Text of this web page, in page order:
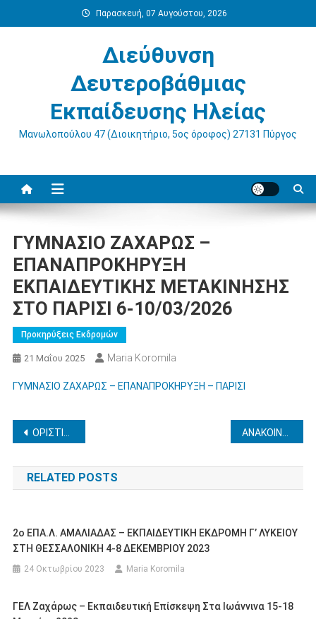
στο
Παρασκευή, 07 Αυγούστου, 2026
Διεύθυνση
Δευτεροβάθμιας
Εκπαίδευσης Ηλείας
Μανωλοπούλου 47 (Διοικητήριο, 5ος όροφος) 27131 Πύργος
ΓΥΜΝΑΣΙΟ ΖΑΧΑΡΩΣ –
ΕΠΑΝΑΠΡΟΚΗΡΥΞΗ
ΕΚΠΑΙΔΕΥΤΙΚΗΣ ΜΕΤΑΚΙΝΗΣΗΣ
ΣΤΟ ΠΑΡΙΣΙ 6-10/03/2026
Προκηρύξεις Εκδρομών
21 Μαΐου 2025 Maria Koromila
ΓΥΜΝΑΣΙΟ ΖΑΧΑΡΩΣ – ΕΠΑΝΑΠΡΟΚΗΡΥΞΗ – ΠΑΡΙΣΙ
Πλοήγηση
άρθρων
ΟΡΙΣΤΙΚΗ ΤΟΠΟΘΕΤΗΣΗ ΕΚΠ/ΚΩΝ ΣΕ ΕΝΑΠΟΜΕΙΝΑΝΤΑ ΟΡΓΑΝΙΚΑ ΚΕΝΑ Δ.Ε. ΗΛΕΙΑΣ
RELATED POSTS
2ο ΕΠΑ.Λ. ΑΜΑΛΙΑΔΑΣ – ΕΚΠΑΙΔΕΥΤΙΚΗ ΕΚΔΡΟΜΗ Γ’ ΛΥΚΕΙΟΥ
ΣΤΗ ΘΕΣΣΑΛΟΝΙΚΗ 4-8 ΔΕΚΕΜΒΡΙΟΥ 2023
24 Οκτωβρίου 2023 Maria Koromila
ΓΕΛ Ζαχάρως – Εκπαιδευτική Επίσκεψη Στα Ιωάννινα 15-18